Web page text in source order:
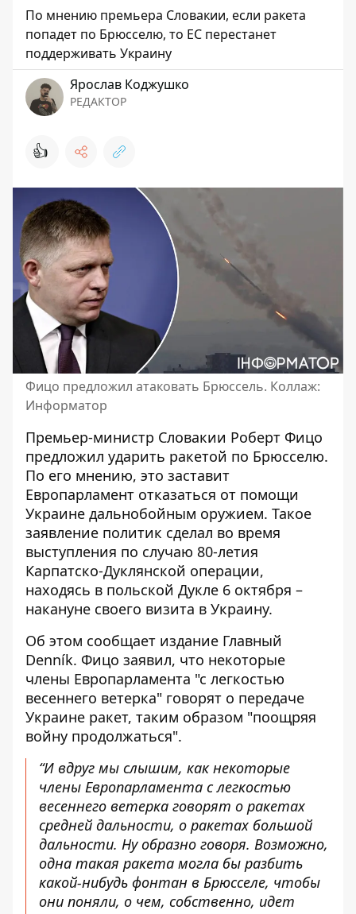
По мнению премьера Словакии, если ракета
попадет по Брюсселю, то ЕС перестанет
поддерживать Украину
Ярослав Коджушко
РЕДАКТОР
👍
Фицо предложил атаковать Брюссель. Коллаж:
Информатор
Премьер-министр Словакии Роберт Фицо
предложил ударить ракетой по Брюсселю.
По его мнению, это заставит
Европарламент отказаться от помощи
Украине дальнобойным оружием. Такое
заявление политик сделал во время
выступления по случаю 80-летия
Карпатско-Дуклянской операции,
находясь в польской Дукле 6 октября –
накануне своего визита в Украину.
Об этом сообщает издание Главный
Denník. Фицо заявил, что некоторые
члены Европарламента "с легкостью
весеннего ветерка" говорят о передаче
Украине ракет, таким образом "поощряя
войну продолжаться".
“И вдруг мы слышим, как некоторые
члены Европарламента с легкостью
весеннего ветерка говорят о ракетах
средней дальности, о ракетах большой
дальности. Ну образно говоря. Возможно,
одна такая ракета могла бы разбить
какой-нибудь фонтан в Брюсселе, чтобы
они поняли, о чем, собственно, идет